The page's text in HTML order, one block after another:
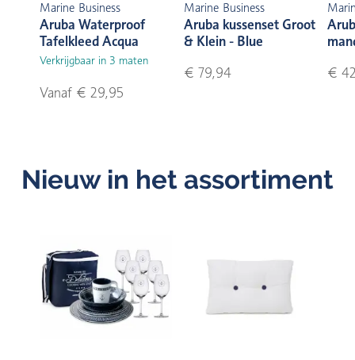
Marine Business
Aruba Waterproof
Tafelkleed Acqua
Verkrijgbaar in 3 maten
Vanaf € 29,95
Marine Business
Aruba kussenset Groot
& Klein - Blue
€ 79,94
€
Nieuw in het assortiment